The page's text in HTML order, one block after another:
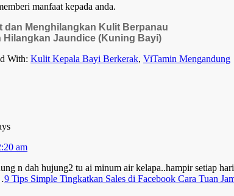
manfaat kepada anda.
dan Menghilangkan Kulit Berpanau
Hilangkan Jaundice (Kuning Bayi)
With: Kulit Kepala Bayi Berkerak, ViTamin Mengandung
am
n dah hujung2 tu ai minum air kelapa..hampir setiap
9 Tips Simple Tingkatkan Sales di Facebook Cara Tuan